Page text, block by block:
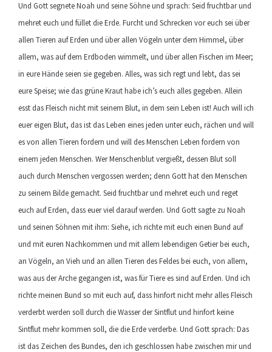
Und Gott segnete Noah und seine Söhne und sprach: Seid fruchtbar und
mehret euch und füllet die Erde. Furcht und Schrecken vor euch sei über
allen Tieren auf Erden und über allen Vögeln unter dem Himmel, über
allem, was auf dem Erdboden wimmelt, und über allen Fischen im Meer;
in eure Hände seien sie gegeben. Alles, was sich regt und lebt, das sei
eure Speise; wie das grüne Kraut habe ich’s euch alles gegeben. Allein
esst das Fleisch nicht mit seinem Blut, in dem sein Leben ist! Auch will ich
euer eigen Blut, das ist das Leben eines jeden unter euch, rächen und will
es von allen Tieren fordern und will des Menschen Leben fordern von
einem jeden Menschen. Wer Menschenblut vergießt, dessen Blut soll
auch durch Menschen vergossen werden; denn Gott hat den Menschen
zu seinem Bilde gemacht. Seid fruchtbar und mehret euch und reget
euch auf Erden, dass euer viel darauf werden. Und Gott sagte zu Noah
und seinen Söhnen mit ihm: Siehe, ich richte mit euch einen Bund auf
und mit euren Nachkommen und mit allem lebendigen Getier bei euch,
an Vögeln, an Vieh und an allen Tieren des Feldes bei euch, von allem,
was aus der Arche gegangen ist, was für Tiere es sind auf Erden. Und ich
richte meinen Bund so mit euch auf, dass hinfort nicht mehr alles Fleisch
verderbt werden soll durch die Wasser der Sintflut und hinfort keine
Sintflut mehr kommen soll, die die Erde verderbe. Und Gott sprach: Das
ist das Zeichen des Bundes, den ich geschlossen habe zwischen mir und